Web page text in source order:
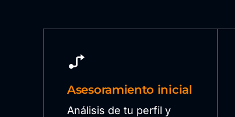
Asesoramiento inicial
Análisis de tu perfil y